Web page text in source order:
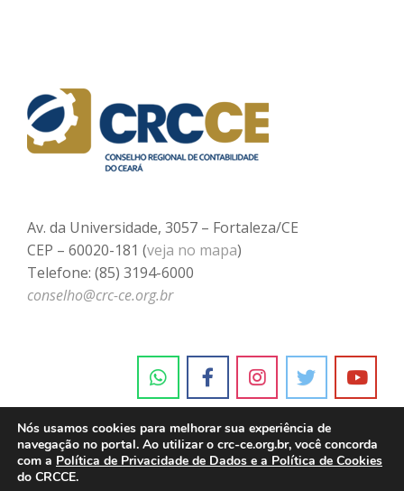
Av. da Universidade, 3057 – Fortaleza/CE
CEP – 60020-181 (veja no mapa)
Telefone: (85) 3194-6000
conselho@crc-ce.org.br
Nós usamos cookies para melhorar sua experiência de
navegação no portal. Ao utilizar o crc-ce.org.br, você concorda
com a Política de Privacidade de Dados e a Política de Cookies
do CRCCE.